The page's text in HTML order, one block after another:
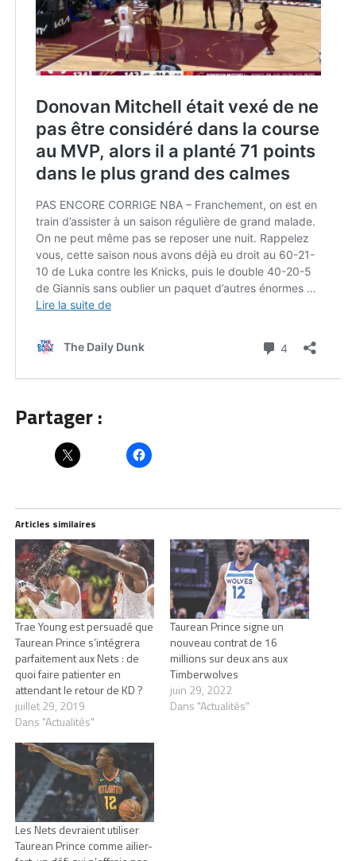
Partager :
Articles similaires
Trae Young est persuadé que
Taurean Prince s’intégrera
parfaitement aux Nets : de
quoi faire patienter en
attendant le retour de KD ?
juillet 29, 2019
Dans "Actualités"
Taurean Prince signe un
nouveau contrat de 16
millions sur deux ans aux
Timberwolves
juin 29, 2022
Dans "Actualités"
Les Nets devraient utiliser
Taurean Prince comme ailier-